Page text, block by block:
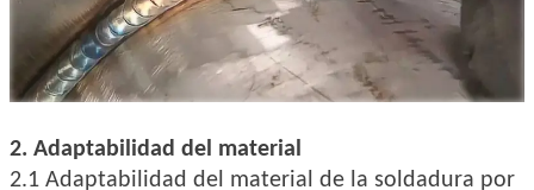
2. Adaptabilidad del material
2.1 Adaptabilidad del material de la soldadura por